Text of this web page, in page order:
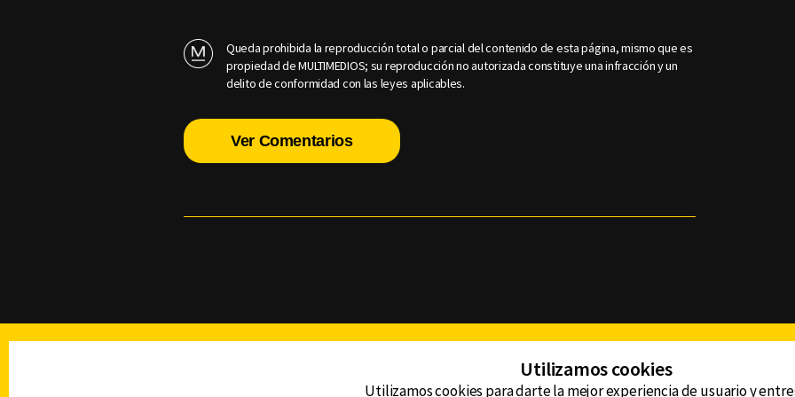
Queda prohibida la reproducción total o parcial del contenido de esta página, mismo que es
propiedad de MULTIMEDIOS; su reproducción no autorizada constituye una infracción y un
delito de conformidad con las leyes aplicables.
Ver Comentarios
Utilizamos cookies
Utilizamos cookies para darte la mejor experiencia de usuario y